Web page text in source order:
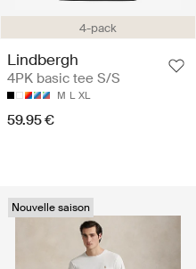
4-pack
Lindbergh
4PK basic tee S/S
M L XL
59.95 €
Nouvelle saison